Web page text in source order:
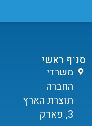
סניף ראשי
משרדי
החברה
תוצרת הארץ
3, פארק